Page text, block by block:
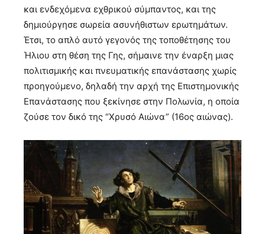
και ενδεχόμενα εχθρικού σύμπαντος, και της
δημιούργησε σωρεία ασυνήθιστων ερωτημάτων.
Έτσι, το απλό αυτό γεγονός της τοποθέτησης του
Ήλιου στη θέση της Γης, σήμαινε την έναρξη μιας
πολιτισμικής και πνευματικής επανάστασης χωρίς
προηγούμενο, δηλαδή την αρχή της Επιστημονικής
Επανάστασης που ξεκίνησε στην Πολωνία, η οποία
ζούσε τον δικό της “Χρυσό Αιώνα” (16ος αιώνας).